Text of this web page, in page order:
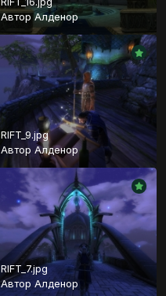
АвторАлденор
RIFT_9.jpg
Автор Алденор
RIFT_7.jpg
Автор Алденор